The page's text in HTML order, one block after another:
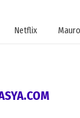
Netflix